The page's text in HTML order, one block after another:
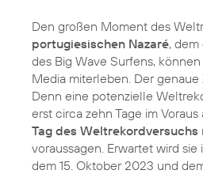
Den großen Moment des
portugiesischen Nazaré,
des Big Wave Surfens,
Media miterleben. Der genaue
Denn eine potenzielle
erst circa zehn Tage im
Tag des Weltrekordversuchs
voraussagen. Erwartet wird
dem 15. Oktober 2023 und